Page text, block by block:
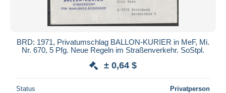
BRD: 1971, Privatumschlag BALLON-KURIER in MeF, Mi.
Nr. 670, 5 Pfg. Neue Regeln im Straßenverkehr. SoStpl.
± 0,64 $
Status Privatperson